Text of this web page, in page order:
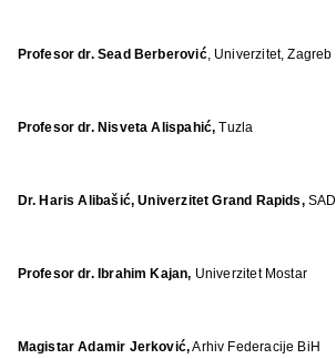
Profesor dr. Sead Berberović, Univerzitet, Zagreb
Profesor dr. Nisveta Alispahić, Tuzla
Dr. Haris Alibašić, Univerzitet Grand Rapids,SAD
Profesor dr. Ibrahim Kajan, Univerzitet Mostar
Magistar Adamir Jerković,Arhiv Federacije BiH